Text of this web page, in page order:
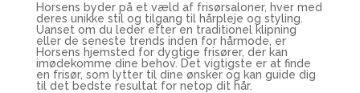
Horsens byder på et væld af frisørsaloner, hver med
deres unikke stil og tilgang til hårpleje og styling.
Uanset om du leder efter en traditionel klipning
eller de seneste trends inden for hårmode, er
Horsens hjemsted for dygtige frisører, der kan
imødekomme dine behov. Det vigtigste er at finde
en frisør, som lytter til dine ønsker og kan guide dig
til det bedste resultat for netop dit hår.